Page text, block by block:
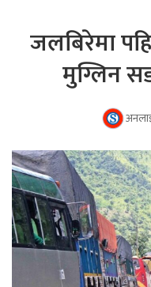
जलबिरेमा
मुग्लिन